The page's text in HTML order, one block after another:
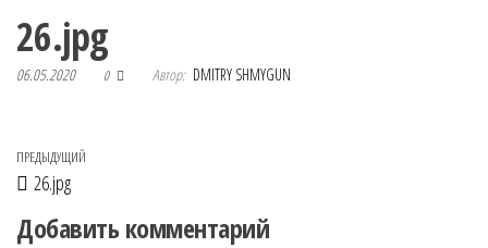
26.jpg
06.05.2020 0 Автор: DMITRY SHMYGUN
Навигация по записям
Предыдущая запись
ПРЕДЫДУЩИЙ
26.jpg
Добавить комментарий